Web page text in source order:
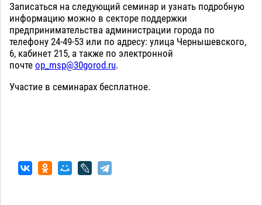
Записаться на следующий семинар и узнать подробную
информацию можно в секторе поддержки
предпринимательства администрации города по
телефону 24-49-53 или по адресу: улица Чернышевского,
6, кабинет 215, а также по электронной
почте op_msp@30gorod.ru.
Участие в семинарах бесплатное.